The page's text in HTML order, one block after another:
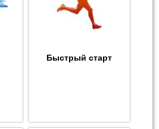
Быстрый старт